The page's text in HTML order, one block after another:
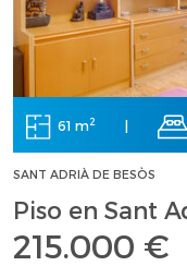
61 m2 |
SANT ADRIÀ DE BESÒS
Piso en Sant
215.000 €